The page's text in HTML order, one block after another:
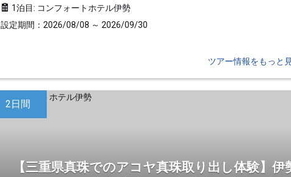
1泊目: コンフォートホテル伊勢
設定期間：2026/08/08 ～ 2026/09/30
ツアー情報をもっと
2日間
【三重県真珠でのアコヤ真珠取り出し体験】